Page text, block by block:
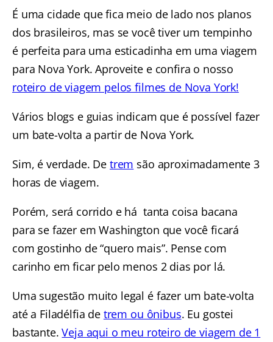
É uma cidade que fica meio de lado nos planos
dos brasileiros, mas se você tiver um tempinho
é perfeita para uma esticadinha em uma viagem
para Nova York. Aproveite e confira o nosso
roteiro de viagem pelos filmes de Nova York!
Vários blogs e guias indicam que é possível fazer
um bate-volta a partir de Nova York.
Sim, é verdade. De trem são aproximadamente 3
horas de viagem.
Porém, será corrido e há tanta coisa bacana
para se fazer em Washington que você ficará
com gostinho de “quero mais”. Pense com
carinho em ficar pelo menos 2 dias por lá.
Uma sugestão muito legal é fazer um bate-volta
até a Filadélfia de trem ou ônibus. Eu gostei
bastante.Veja aqui o meu roteiro de viagem de 1